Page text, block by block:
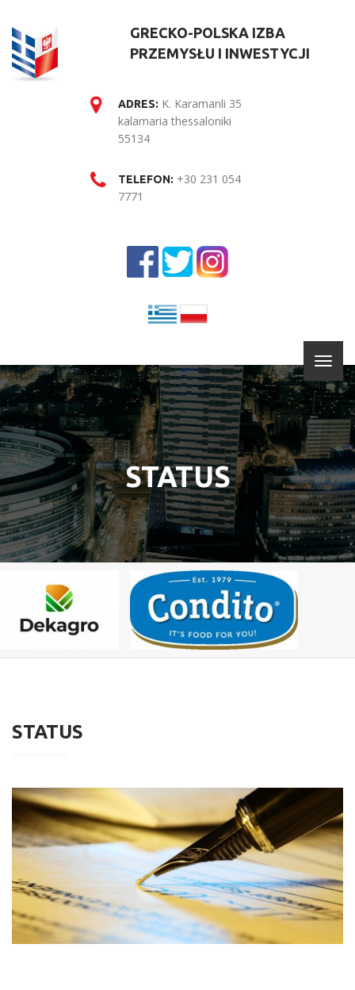
GRECKO-POLSKA IZBA
PRZEMYSŁU I INWESTYCJI
ADRES: K. Karamanli 35
kalamaria thessaloniki
55134
TELEFON: +30 231 054
7771
STATUS
STATUS